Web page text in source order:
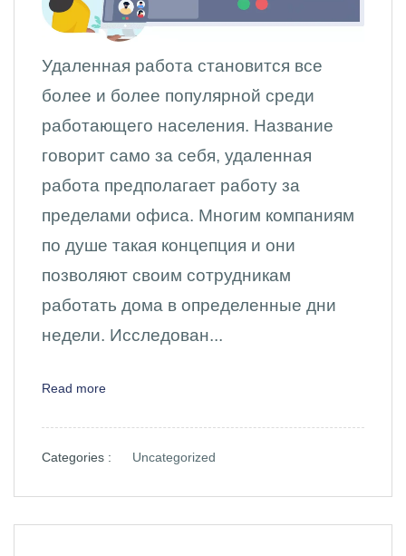
Удаленная работа становится все
более и более популярной среди
работающего населения. Название
говорит само за себя, удаленная
работа предполагает работу за
пределами офиса. Многим компаниям
по душе такая концепция и они
позволяют своим сотрудникам
работать дома в определенные дни
недели. Исследован...
Read more
Categories : Uncategorized